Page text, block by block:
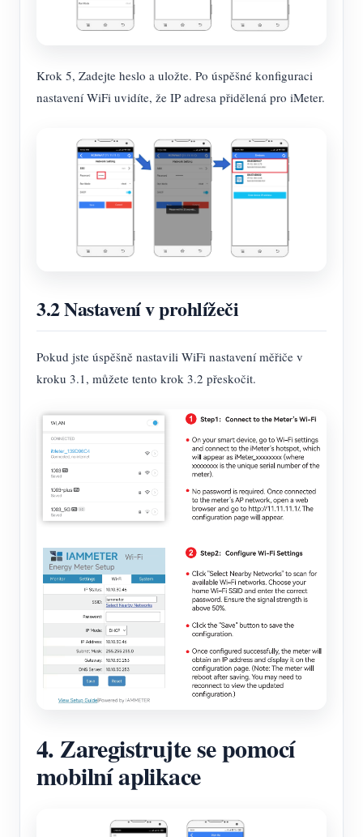
Krok 5, Zadejte heslo a uložte. Po úspěšné konfiguraci
nastavení WiFi uvidíte, že IP adresa přidělená pro iMeter.
3.2 Nastavení v prohlížeči
Pokud jste úspěšně nastavili WiFi nastavení měřiče v
kroku 3.1, můžete tento krok 3.2 přeskočit.
4. Zaregistrujte se pomocí
mobilní aplikace